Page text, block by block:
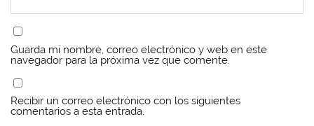
Guarda mi nombre, correo electrónico y web en este
navegador para la próxima vez que comente.
Recibir un correo electrónico con los siguientes
comentarios a esta entrada.